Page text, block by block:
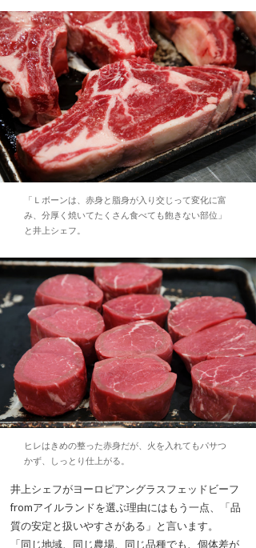
「Ｌボーンは、赤身と脂身が入り交じって変化に富
み、分厚く焼いてたくさん食べても飽きない部位」
と井上シェフ。
ヒレはきめの整った赤身だが、火を入れてもパサつ
かず、しっとり仕上がる。
井上シェフがヨーロピアングラスフェッドビーフ
fromアイルランドを選ぶ理由にはもう一点、「品
質の安定と扱いやすさがある」と言います。
「同じ地域、同じ農場、同じ品種でも、個体差が